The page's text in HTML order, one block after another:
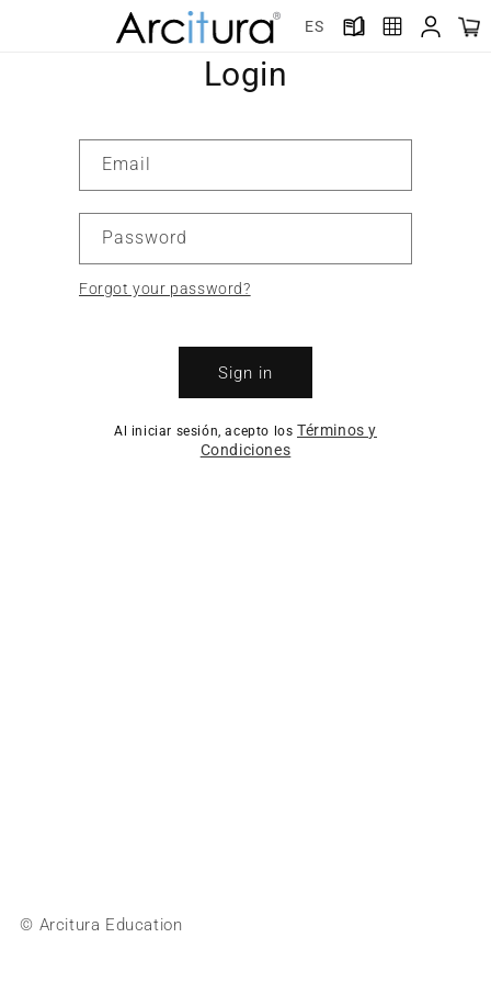
ES
Login
Email
Password
Forgot your password?
Sign in
Al iniciar sesión, acepto los Términos y
Condiciones
© Arcitura Education